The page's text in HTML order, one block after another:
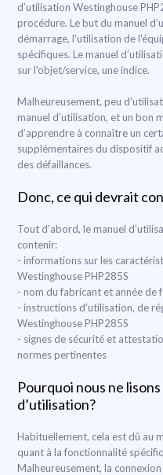
d’utilisation Westinghouse
procédure. Le but du manuel
démarrage, l'utilisation de
spécifiques. Le manuel
sur l'objet/service, une indice.
Malheureusement, peu
manuel d’utilisation, et un bon
d’apprendre à connaître un
supplémentaires du dispositif
des défaillances.
Donc, ce qui devrait
Tout d'abord, le manuel
contenir:
- informations sur les
Westinghouse PHP285S
- nom du fabricant et année de
- instructions d'utilisation, de
Westinghouse PHP285S
- signes de sécurité et
normes pertinentes
Pourquoi nous ne
d’utilisation?
Habituellement, cela est dû au
quant à la fonctionnalité
Malheureusement, la